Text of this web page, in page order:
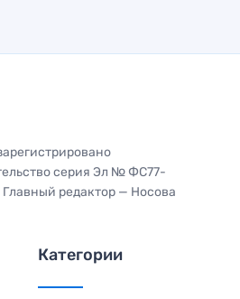
серия Эл № ФС77-
Главный редактор — Носова
Категории